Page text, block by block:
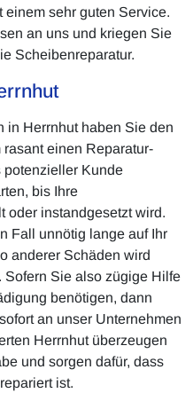
einem sehr guten Service.
an uns und kriegen Sie
Scheibenreparatur.
in Herrnhut haben Sie den
einen Reparatur-
potenzieller Kunde
bis Ihre
oder instandgesetzt wird.
Fall unnötig lange auf Ihr
anderer Schäden wird
Sie also zügige Hilfe
benötigen, dann
an unser Unternehmen
Herrnhut überzeugen
und sorgen dafür, dass
ist.